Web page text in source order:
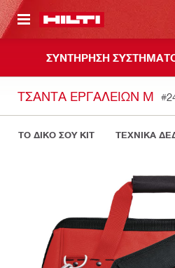
ΕΛΕΓΞΕΙΣ ΤΟ ΠΑΚΕΤΟ ΠΟΥ ΕΧΕΙΣ
ΣΥΝΤΗΡΗΣΗ
ΤΣΆΝΤΑ ΕΡΓΑΛΕΊΩΝ M
ΤΟ ΔΙΚΟ ΣΟΥ KIT ΤΕΧΝΙΚΑ